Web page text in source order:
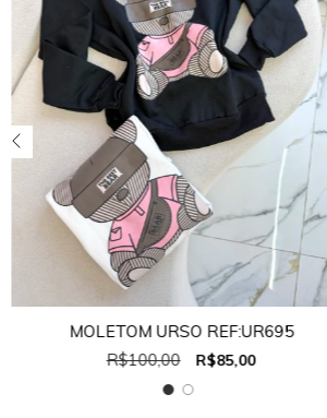
MOLETOM URSO REF:UR695
R$100,00
R$85,00